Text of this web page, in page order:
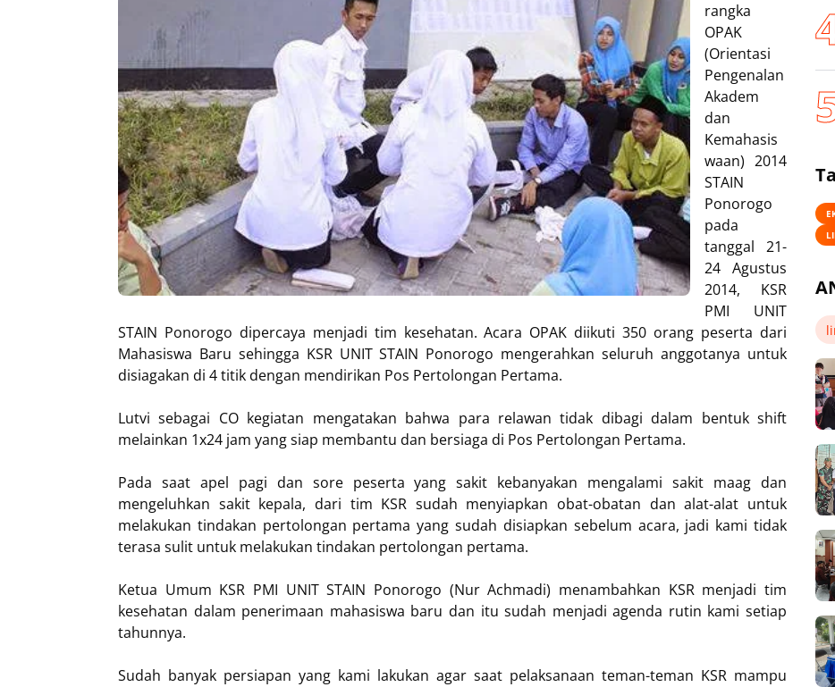
rangka
OPAK
(Orientasi
Pengenalan
Akadem
dan
Kemahasis
waan) 2014
STAIN
Ponorogo
pada
tanggal 21-
24 Agustus
2014, KSR
PMI UNIT
STAIN Ponorogo dipercaya menjadi tim kesehatan. Acara OPAK diikuti 350 orang peserta dari
Mahasiswa Baru sehingga KSR UNIT STAIN Ponorogo mengerahkan seluruh anggotanya untuk
disiagakan di 4 titik dengan mendirikan Pos Pertolongan Pertama.
Lutvi sebagai CO kegiatan mengatakan bahwa para relawan tidak dibagi dalam bentuk shift
melainkan 1x24 jam yang siap membantu dan bersiaga di Pos Pertolongan Pertama.
Pada saat apel pagi dan sore peserta yang sakit kebanyakan mengalami sakit maag dan
mengeluhkan sakit kepala, dari tim KSR sudah menyiapkan obat-obatan dan alat-alat untuk
melakukan tindakan pertolongan pertama yang sudah disiapkan sebelum acara, jadi kami tidak
terasa sulit untuk melakukan tindakan pertolongan pertama.
Ketua Umum KSR PMI UNIT STAIN Ponorogo (Nur Achmadi) menambahkan KSR menjadi tim
kesehatan dalam penerimaan mahasiswa baru dan itu sudah menjadi agenda rutin kami setiap
tahunnya.
Sudah banyak persiapan yang kami lakukan agar saat pelaksanaan teman-teman KSR mampu